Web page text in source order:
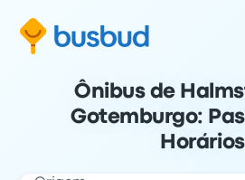
Ônibus de
Gotemburgo:
Horários